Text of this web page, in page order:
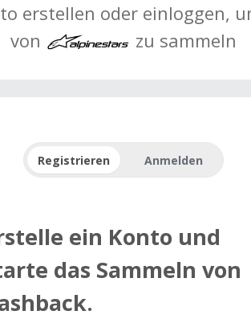
erstellen oder einloggen,
von
zu sammeln
Registrieren Anmelden
ein Konto und
das Sammeln von